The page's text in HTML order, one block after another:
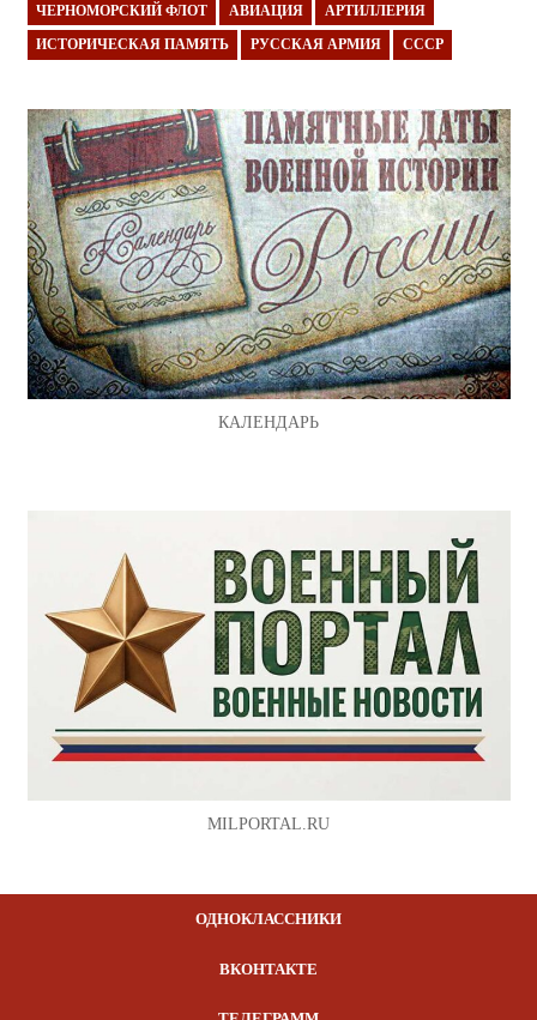
ЧЕРНОМОРСКИЙ ФЛОТ АВИАЦИЯ АРТИЛЛЕРИЯ
ИСТОРИЧЕСКАЯ ПАМЯТЬ РУССКАЯ АРМИЯ СССР
КАЛЕНДАРЬ
MILPORTAL.RU
ОДНОКЛАССНИКИ
ВКОНТАКТЕ